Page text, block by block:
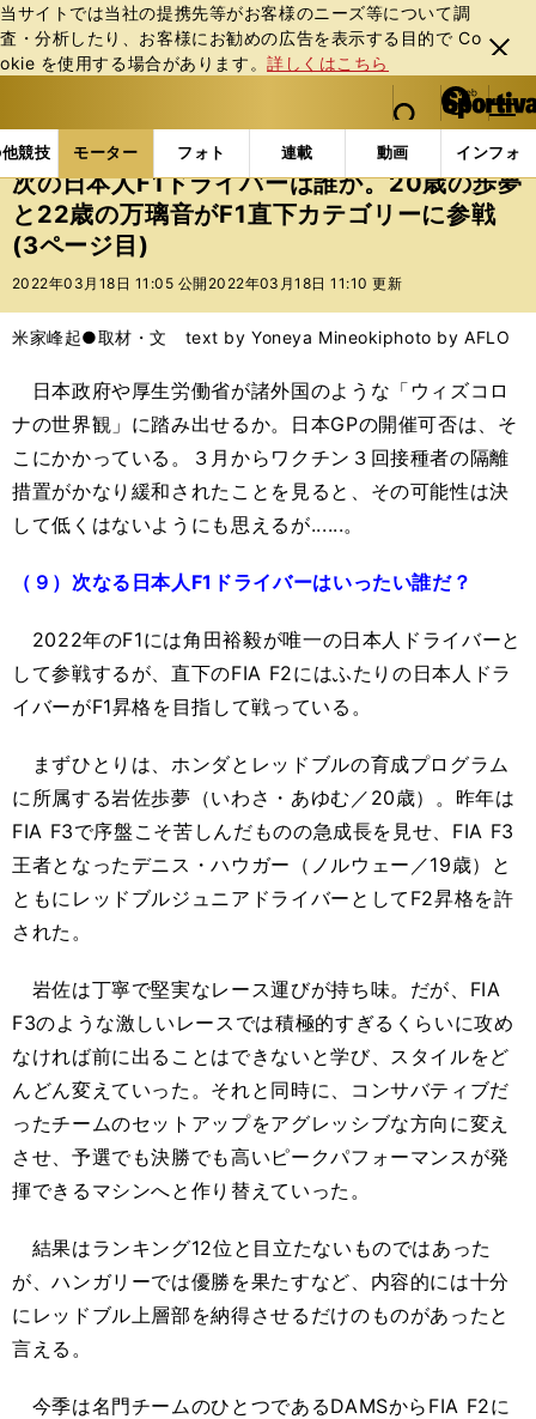
当サイトでは当社の提携先等がお客様のニーズ等について調
査・分析したり、お客様にお勧めの広告を表⽰する⽬的で Co
okie を使⽤する場合があります。詳しくはこちら
閉じ
る
web Sportiva (webスポルティーバ)
検索
マイペ
ー
ジ
メニュ
競技 モーター フォト 連載 動画 インフォ
b
ス
ポ
ル
テ
ー
バ
モーターの記事一覧 モーター F1 次の日本人F1
次の日本人F1ドライバーは誰か。20歳の歩夢
と22歳の万璃音がF1直下カテゴリーに参戦
(3ページ目)
2022年03月18日 11:05 公開 2022年03月18日 11:10 更新
米家峰起●取材・文 text by Yoneya Mineokiphoto by AFLO
日本政府や厚生労働省が諸外国のような「ウィズコロ
ナの世界観」に踏み出せるか。日本GPの開催可否は、そ
こにかかっている。３月からワクチン３回接種者の隔離
措置がかなり緩和されたことを見ると、その可能性は決
して低くはないようにも思えるが......。
（９）次なる日本人F1ドライバーはいったい誰だ？
2022年のF1には角田裕毅が唯一の日本人ドライバーと
して参戦するが、直下のFIA F2にはふたりの日本人ドラ
イバーがF1昇格を目指して戦っている。
まずひとりは、ホンダとレッドブルの育成プログラム
に所属する岩佐歩夢（いわさ・あゆむ／20歳）。昨年は
FIA F3で序盤こそ苦しんだものの急成長を見せ、FIA F3
王者となったデニス・ハウガー（ノルウェー／19歳）と
ともにレッドブルジュニアドライバーとしてF2昇格を許
された。
岩佐は丁寧で堅実なレース運びが持ち味。だが、FIA
F3のような激しいレースでは積極的すぎるくらいに攻め
なければ前に出ることはできないと学び、スタイルをど
んどん変えていった。それと同時に、コンサバティブだ
ったチームのセットアップをアグレッシブな方向に変え
させ、予選でも決勝でも高いピークパフォーマンスが発
揮できるマシンへと作り替えていった。
結果はランキング12位と目立たないものではあった
が、ハンガリーでは優勝を果たすなど、内容的には十分
にレッドブル上層部を納得させるだけのものがあったと
言える。
今季は名門チームのひとつであるDAMSからFIA F2に